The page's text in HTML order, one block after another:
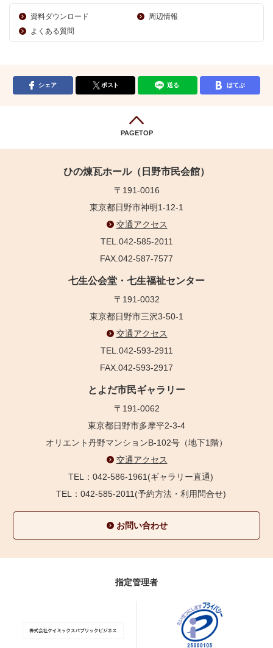
資料ダウンロード
周辺情報
よくある質問
シェア ポスト 送る はてぶ
PAGETOP
ひの煉瓦ホール（日野市民会館）
〒191-0016
東京都日野市神明1-12-1
交通アクセス
TEL.042-585-2011
FAX.042-587-7577
七生公会堂・七生福祉センター
〒191-0032
東京都日野市三沢3-50-1
交通アクセス
TEL.042-593-2911
FAX.042-593-2917
とよだ市民ギャラリー
〒191-0062
東京都日野市多摩平2-3-4
オリエント丹野マンションB-102号（地下1階）
交通アクセス
TEL：042-586-1961(ギャラリー直通)
TEL：042-585-2011(予約方法・利用問合せ)
お問い合わせ
指定管理者